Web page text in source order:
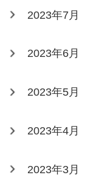
2023年7月
2023年6月
2023年5月
2023年4月
2023年3月